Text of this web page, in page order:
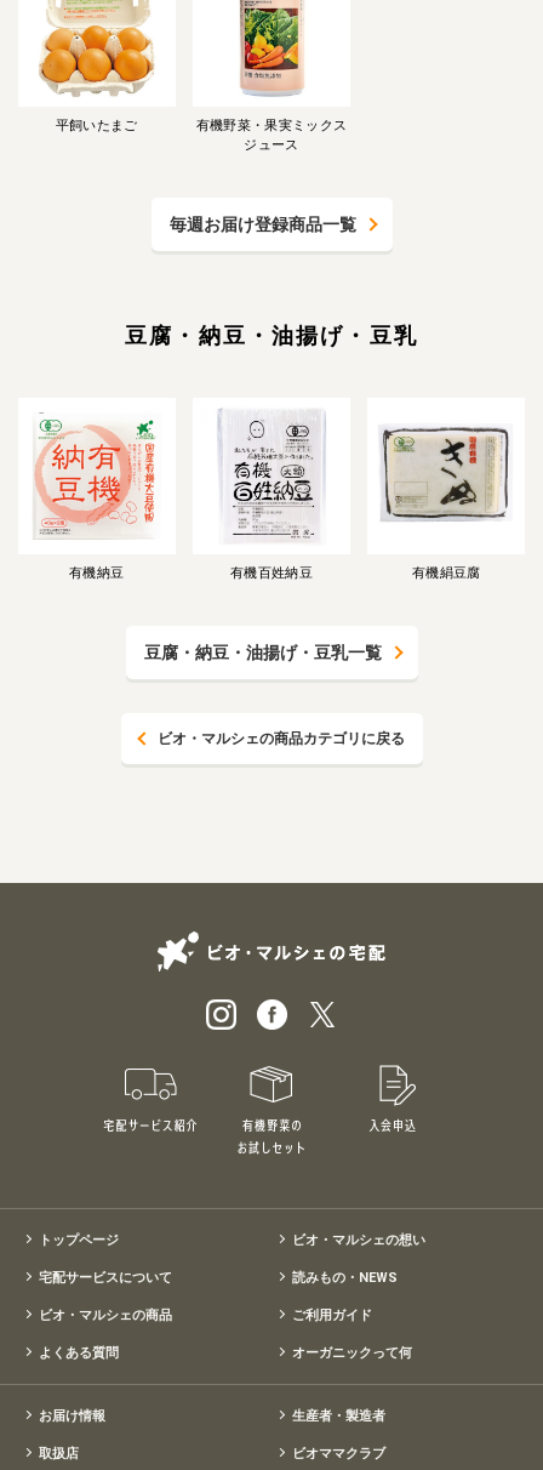
平飼いたまご
有機野菜・果実ミックス
ジュース
毎週お届け登録商品一覧
豆腐・納豆・油揚げ・豆乳
有機納豆 有機百姓納豆 有機絹豆腐
豆腐・納豆・油揚げ・豆乳一覧
ビオ・マルシェの商品カテゴリに戻る
宅配サービス紹介 有機野菜のお試しセット
トップページ ビオ・マルシェの想い
宅配サービスについて 読みもの・NEWS
ビオ・マルシェの商品 ご利用ガイド
よくある質問 オーガニックって何
お届け情報 生産者・製造者
取扱店 ビオママクラブ